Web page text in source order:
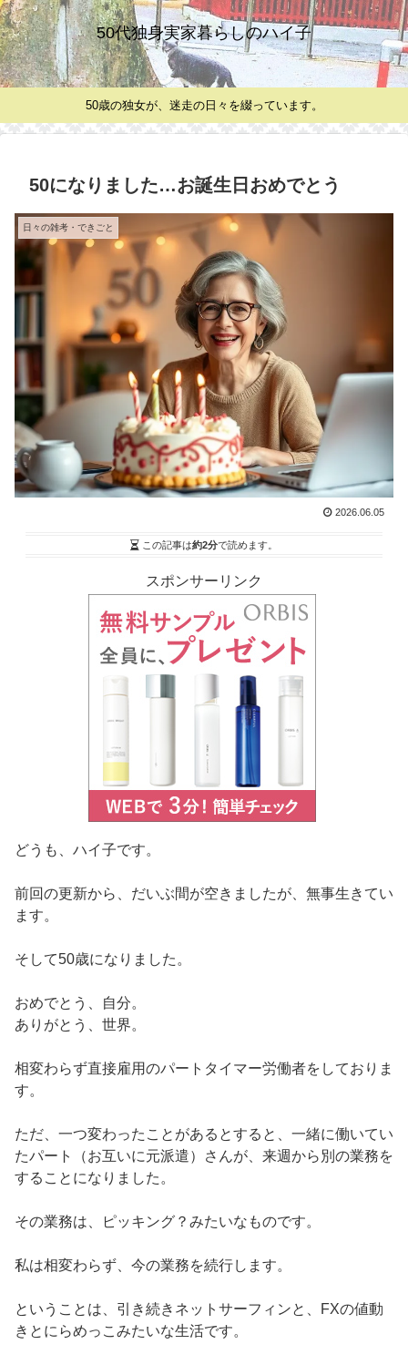
50代独身実家暮らしのハイ子
50歳の独女が、迷走の日々を綴っています。
50になりました…お誕生日おめでとう
日々の雑考・できごと
2026.06.05
この記事は約2分で読めます。
スポンサーリンク
どうも、ハイ子です。
前回の更新から、だいぶ間が空きましたが、無事生きてい
ます。
そして50歳になりました。
おめでとう、自分。
ありがとう、世界。
相変わらず直接雇用のパートタイマー労働者をしておりま
す。
ただ、一つ変わったことがあるとすると、一緒に働いてい
たパート（お互いに元派遣）さんが、来週から別の業務を
することになりました。
その業務は、ピッキング？みたいなものです。
私は相変わらず、今の業務を続行します。
ということは、引き続きネットサーフィンと、FXの値動
きとにらめっこみたいな生活です。